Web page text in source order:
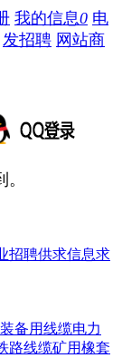
我的信息0 电
发招聘 网站商
招聘供求信息求
备用线缆电力
路线缆矿用橡套